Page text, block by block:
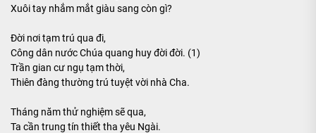
Xuôi tay nhắm mắt giàu sang còn gì?
Đời nơi tạm trú qua đi,
Công dân nước Chúa quang huy đời đời. (1)
Trần gian cư ngụ tạm thời,
Thiên đàng thường trú tuyệt vời nhà Cha.
Tháng năm thử nghiệm sẽ qua,
Ta cần trung tín thiết tha yêu Ngài.